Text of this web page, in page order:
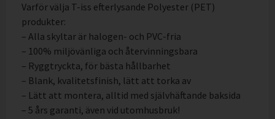
Varför välja T-iss efterlysande Polyester (PET)
produkter:
– Alla skyltar är halogen- och PVC-fria
– 100% miljövänliga och återvinningsbara
– Ryggtryckta, för bästa hållbarhet
– Blank, kvalitetsfinish, lätt att torka av
– Lätt att montera, alltid med självhäftande baksida
– 5 års garanti, även vid utomhusbruk!